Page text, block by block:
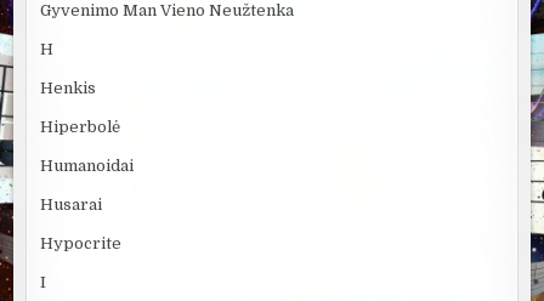
Gyvenimo Man Vieno Neužtenka
H
Henkis
Hiperbolė
Humanoidai
Husarai
Hypocrite
I